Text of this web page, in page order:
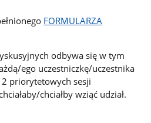
FORMULARZA
odbywa się w tym
ego uczestniczkę/uczestnika
priorytetowych sesji
chciałby wziąć udział.